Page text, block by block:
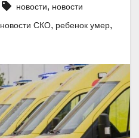
новости, новости
новости СКО, ребенок умер,